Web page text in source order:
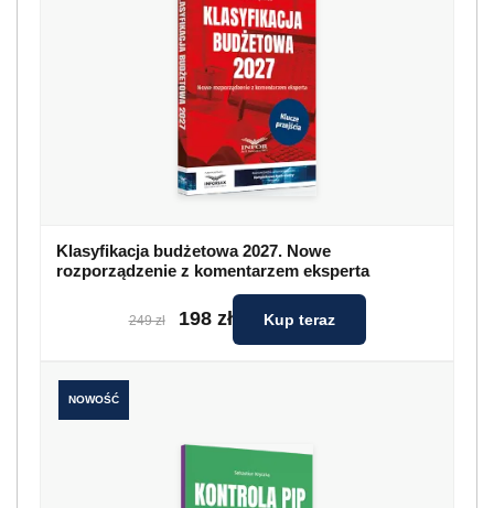
Klasyfikacja budżetowa 2027. Nowe
rozporządzenie z komentarzem eksperta
249 zł 198 zł Kup teraz
NOWOŚĆ